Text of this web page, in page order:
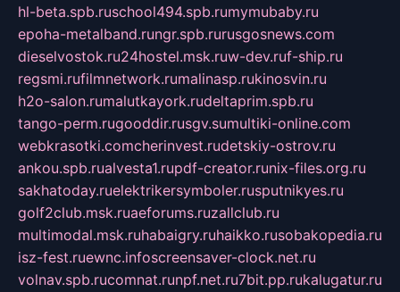
hl-beta.spb.ruschool494.spb.rumymubaby.ru
epoha-metalband.rungr.spb.rurusgosnews.com
dieselvostok.ru24hostel.msk.ruw-dev.ruf-ship.ru
regsmi.rufilmnetwork.rumalinasp.rukinosvin.ru
h2o-salon.rumalutkayork.rudeltaprim.spb.ru
tango-perm.rugooddir.rusgv.sumultiki-online.com
webkrasotki.comcherinvest.rudetskiy-ostrov.ru
ankou.spb.rualvesta1.rupdf-creator.runix-files.org.ru
sakhatoday.ruelektrikersymboler.rusputnikyes.ru
golf2club.msk.ruaeforums.ruzallclub.ru
multimodal.msk.ruhabaigry.ruhaikko.rusobakopedia.ru
isz-fest.ruewnc.infoscreensaver-clock.net.ru
volnav.spb.rucomnat.runpf.net.ru7bit.pp.rukalugatur.ru